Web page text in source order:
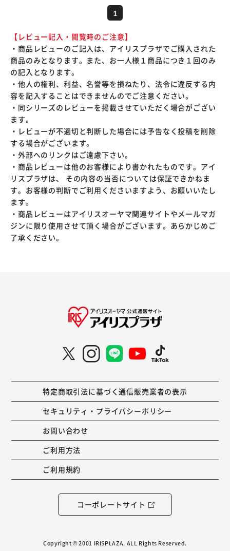
1
【レビュー記入・閲覧時のご注意】
・商品レビューのご記入は、アイリスプラザでご購入された
商品のみとなります。また、お一人様１商品につき１回のみ
の記入となります。
・他人の権利、利益、名誉等を損ねたり、法令に違反する内
容を記入することはできませんのでご注意ください。
・同シリーズのレビューを掲載させていただく場合がござい
ます。
・レビューが不適切と判断した場合には予告なく投稿を削除
する場合がございます。
・外部へのリンクはご遠慮下さい。
・商品レビューは他のお客様により書かれたものです。アイ
リスプラザは、 その内容の当否については保証できかねま
す。お客様の判断でご利用くださいますよう、お願いいたし
ます。
・商品レビューはアイリスオーヤマ関連サイトやメールマガ
ジンに限り使用させて頂く場合がございます。あらかじめご
了承ください。
特定商取引法に基づく通信販売業者の表示
セキュリティ・プライバシーポリシー
お問い合わせ
ご利用方法
ご利用規約
コーポレートサイト
Copyright © 2001 IRISPLAZA. ALL Rights Reserved.